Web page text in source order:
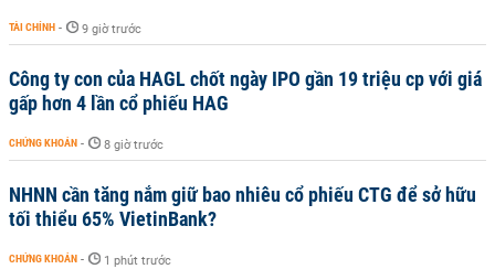
TÀI CHÍNH - 9 giờ trước
Công ty con của HAGL chốt ngày IPO gần 19 triệu cp với giá
gấp hơn 4 lần cổ phiếu HAG
CHỨNG KHOÁN - 8 giờ trước
NHNN cần tăng nắm giữ bao nhiêu cổ phiếu CTG để sở hữu
tối thiểu 65% VietinBank?
CHỨNG KHOÁN - 1 phút trước